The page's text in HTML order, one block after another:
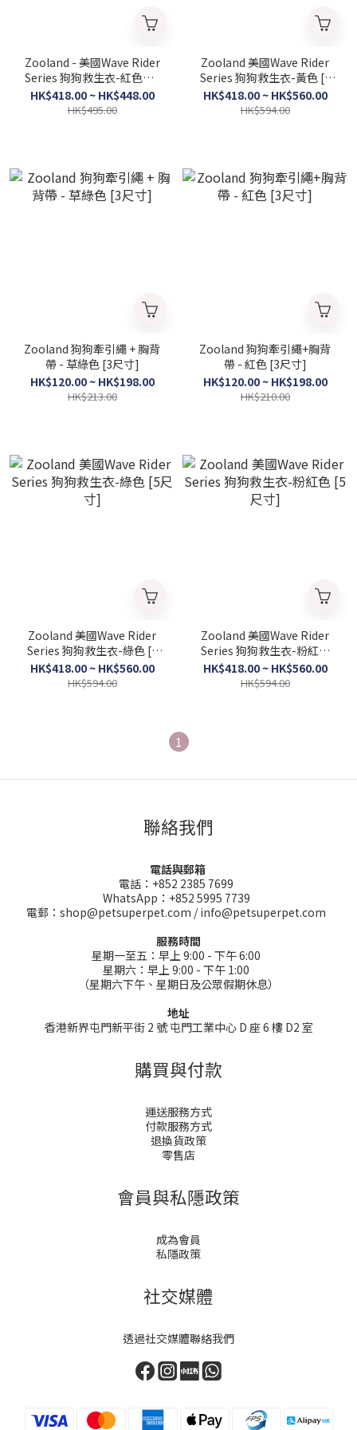
Zooland - 美國Wave Rider
Series 狗狗救生衣-紅色（2
尺寸)
HK$418.00 ~ HK$448.00
HK$495.00
Zooland 美國Wave Rider
Series 狗狗救生衣-黃色 [5
尺寸]
HK$418.00 ~ HK$560.00
HK$594.00
Zooland 狗狗牽引繩 + 胸背
帶 - 草綠色 [3尺寸]
HK$120.00 ~ HK$198.00
HK$213.00
Zooland 狗狗牽引繩+胸背
帶 - 紅色 [3尺寸]
HK$120.00 ~ HK$198.00
HK$210.00
Zooland 美國Wave Rider
Series 狗狗救生衣-綠色 [5
尺寸]
HK$418.00 ~ HK$560.00
HK$594.00
Zooland 美國Wave Rider
Series 狗狗救生衣-粉紅色
[5尺寸]
HK$418.00 ~ HK$560.00
HK$594.00
1
聯絡我們
電話與郵箱
電話：+852 2385 7699
WhatsApp：+852 5995 7739
電郵：shop@petsuperpet.com / info@petsuperpet.com
服務時間
星期一至五：早上 9:00 - 下午 6:00
星期六：早上 9:00 - 下午 1:00
（星期六下午、星期日及公眾假期休息）
地址
香港新界屯門新平街 2 號 屯門工業中心 D 座 6 樓 D2 室
購買與付款
運送服務方式
付款服務方式
退換貨政策
零售店
會員與私隱政策
成為會員
私隱政策
社交媒體
透過社交媒體聯絡我們